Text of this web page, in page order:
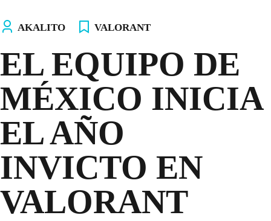
AKALITO VALORANT
EL EQUIPO DE
MÉXICO INICIA
EL AÑO
INVICTO EN
VALORANT